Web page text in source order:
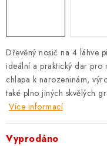
Dřevěný nosič na 4 láhve
ideální a praktický dar pro
chlapa k narozeninám,
také plno jiných skvělých
Více informací
Vyprodáno